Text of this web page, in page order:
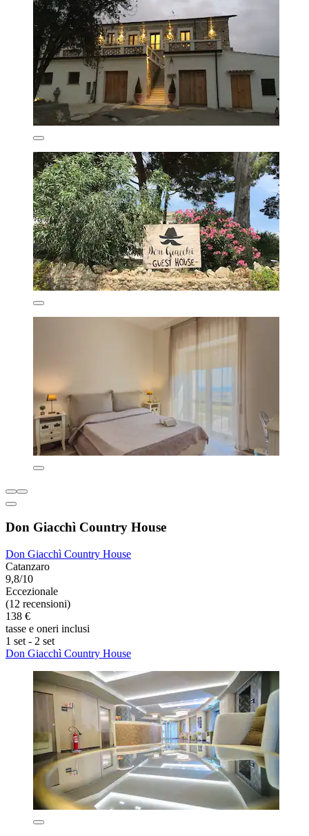
Don Giacchì Country House
Don Giacchì Country House
Catanzaro
9,8/10
Eccezionale
(12 recensioni)
138 €
tasse e oneri inclusi
1 set - 2 set
Don Giacchì Country House